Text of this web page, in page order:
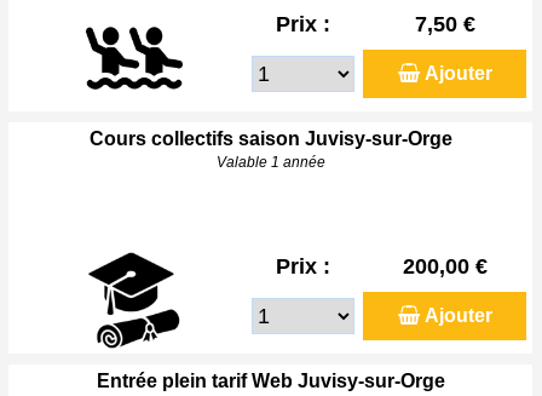
Prix : 7,50 €
Ajouter
Cours collectifs saison Juvisy-sur-Orge
Valable 1 année
Prix : 200,00 €
Ajouter
Entrée plein tarif Web Juvisy-sur-Orge